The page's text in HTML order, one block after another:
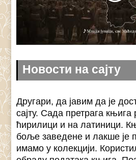
Новости на сајту
Другари, да јавим да је
сајту. Сада претрага
ћирилици и на латиници.
боље заведене и лакше је
имамо у колекцији.